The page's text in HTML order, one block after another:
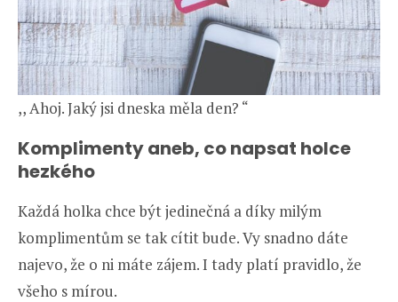
,, Ahoj. Jaký jsi dneska měla den? “
Komplimenty aneb, co napsat holce
hezkého
Každá holka chce být jedinečná a díky milým
komplimentům se tak cítit bude. Vy snadno dáte
najevo, že o ni máte zájem. I tady platí pravidlo, že
všeho s mírou.